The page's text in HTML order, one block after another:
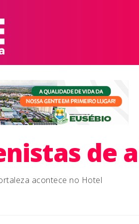
de
acontece no Hotel